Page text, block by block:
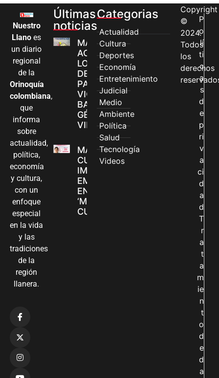
Nuestro
Llano es
un diario
regional
de la
Orinoquía
colombiana,
que
informa
sobre
actualidad,
política,
economía
y cultura,
con un
enfoque
especial
en la vida
y las
tradiciones
de la
región
llanera.
Últimas
noticias
MÁS MUJERES
ACCEDEN A
LOS CANALES
DE ATENCIÓN
PARA
VIOLENCIAS
BASADAS EN
GÉNERO EN
VILLAVICENCIO
MADRES
CUIDADORAS
IMPULSAN SUS
EMPRENDIMIENTOS
EN LA FERIA
‘MANOS QUE
CUIDAN Y CREAN’
Categorias
Actualidad
Cultura
Deportes
Economía
Entretenimiento
Judicial
Medio
Ambiente
Política
Salud
Tecnología
Videos
Copyright
©
2024.
Todos
los
derechos
P
o
lí
ti
c
a
s
d
e
p
ri
v
a
ci
d
a
d
T
r
a
t
a
m
ie
n
t
o
d
e
d
a